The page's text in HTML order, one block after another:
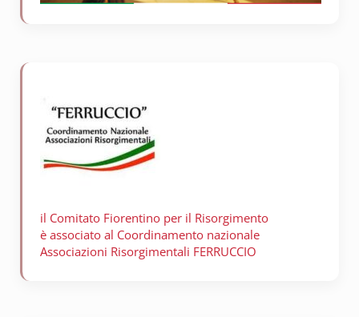
il Comitato Fiorentino per il Risorgimento
è associato al Coordinamento nazionale
Associazioni Risorgimentali FERRUCCIO